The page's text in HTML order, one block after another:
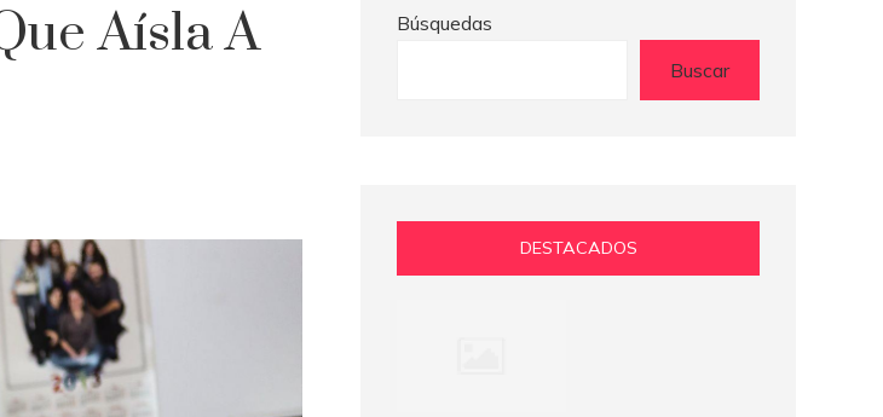
Aísla A
Búsquedas
Buscar
DESTACADOS